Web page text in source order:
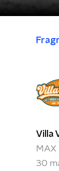
Villa
MAX
30